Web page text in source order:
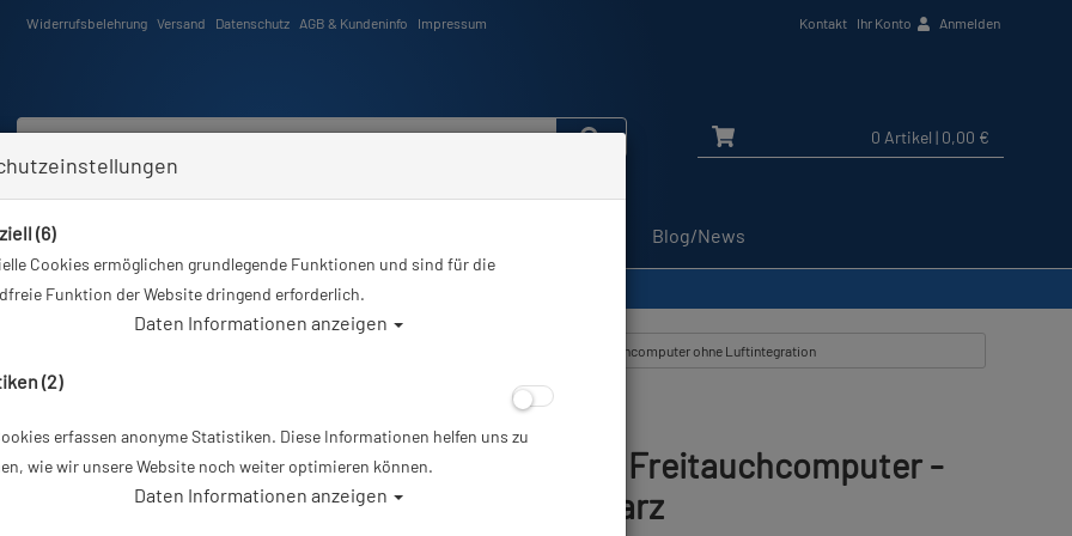
Widerrufsbelehrung Versand Datenschutz AGB & Kundeninfo Impressum Kontakt Ihr Konto Anmelden
0 Artikel | 0,00 €
Blog/News
hier Tauchausrüstung Mares - Smart Apnea - Freitauchcomputer - Farbe: Schwarz/Schwarz
Alle Artikel zeigen aus: Tauchcomputer ohne Luftintegration
Mares - Smart Apnea - Freitauchcomputer -
Farbe: Schwarz/Schwarz
(6)
Cookies ermöglichen grundlegende Funktionen und sind für die
Funktion der Website dringend erforderlich.
Daten Informationen anzeigen
(2)
erfassen anonyme Statistiken. Diese Informationen helfen uns zu
wie wir unsere Website noch weiter optimieren können.
Daten Informationen anzeigen